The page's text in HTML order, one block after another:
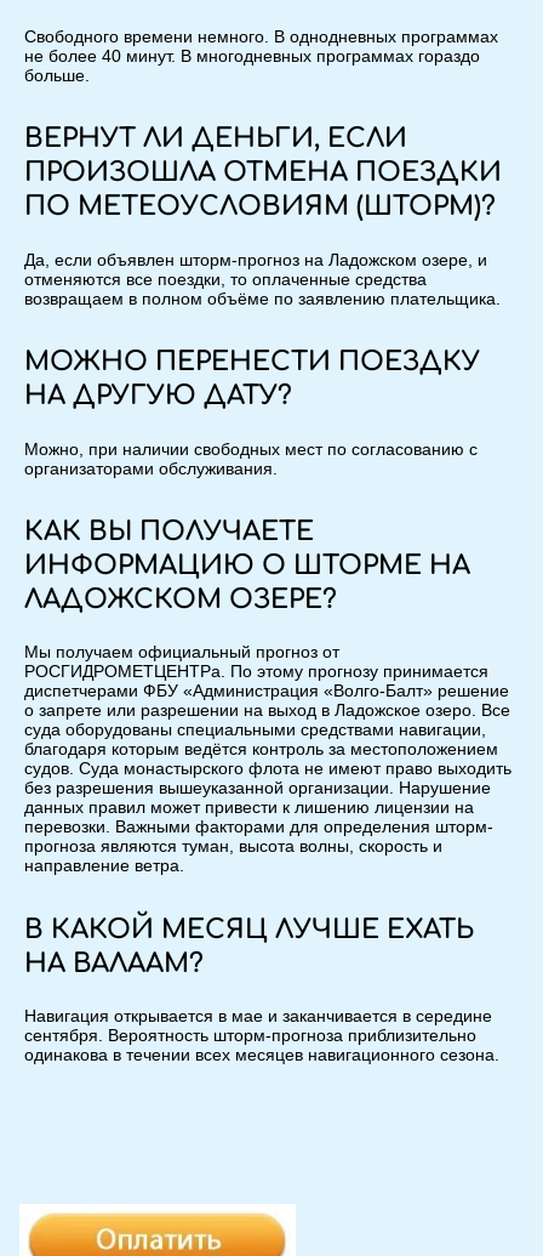
Свободного времени немного. В однодневных программах
не более 40 минут. В многодневных программах гораздо
больше.
ВЕРНУТ ЛИ ДЕНЬГИ, ЕСЛИ
ПРОИЗОШЛА ОТМЕНА ПОЕЗДКИ
ПО МЕТЕОУСЛОВИЯМ (ШТОРМ)?
Да, если объявлен шторм-прогноз на Ладожском озере, и
отменяются все поездки, то оплаченные средства
возвращаем в полном объёме по заявлению плательщика.
МОЖНО ПЕРЕНЕСТИ ПОЕЗДКУ
НА ДРУГУЮ ДАТУ?
Можно, при наличии свободных мест по согласованию с
организаторами обслуживания.
КАК ВЫ ПОЛУЧАЕТЕ
ИНФОРМАЦИЮ О ШТОРМЕ НА
ЛАДОЖСКОМ ОЗЕРЕ?
Мы получаем официальный прогноз от
РОСГИДРОМЕТЦЕНТРа. По этому прогнозу принимается
диспетчерами ФБУ «Администрация «Волго-Балт» решение
о запрете или разрешении на выход в Ладожское озеро. Все
суда оборудованы специальными средствами навигации,
благодаря которым ведётся контроль за местоположением
судов. Суда монастырского флота не имеют право выходить
без разрешения вышеуказанной организации. Нарушение
данных правил может привести к лишению лицензии на
перевозки. Важными факторами для определения шторм-
прогноза являются туман, высота волны, скорость и
направление ветра.
В КАКОЙ МЕСЯЦ ЛУЧШЕ ЕХАТЬ
НА ВАЛААМ?
Навигация открывается в мае и заканчивается в середине
сентября. Вероятность шторм-прогноза приблизительно
одинакова в течении всех месяцев навигационного сезона.